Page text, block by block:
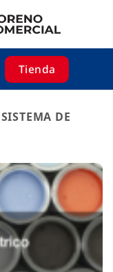
Tienda
SISTEMA DE